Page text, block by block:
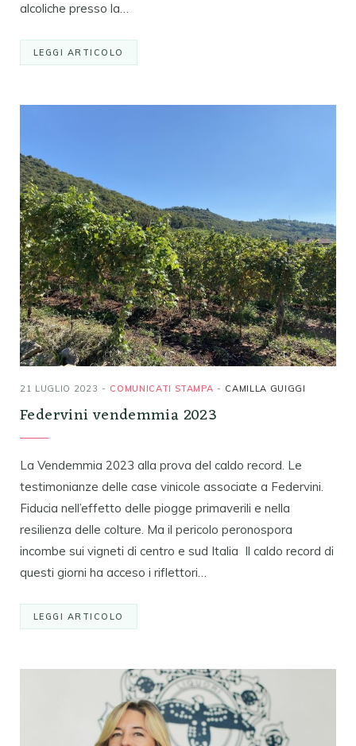
alcoliche presso la…
LEGGI ARTICOLO
21 LUGLIO 2023 COMUNICATI STAMPA CAMILLA GUIGGI
Federvini vendemmia 2023
La Vendemmia 2023 alla prova del caldo record. Le
testimonianze delle case vinicole associate a Federvini.
Fiducia nell’effetto delle piogge primaverili e nella
resilienza delle colture. Ma il pericolo peronospora
incombe sui vigneti di centro e sud Italia Il caldo record di
questi giorni ha acceso i riflettori…
LEGGI ARTICOLO